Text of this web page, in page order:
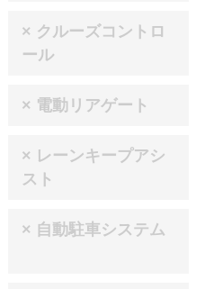
× クルーズコントロ
ール
× 電動リアゲート
× レーンキープアシ
スト
× 自動駐車システム